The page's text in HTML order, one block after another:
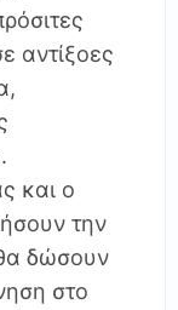
αντίξοες
και ο
την
δώσουν
στο